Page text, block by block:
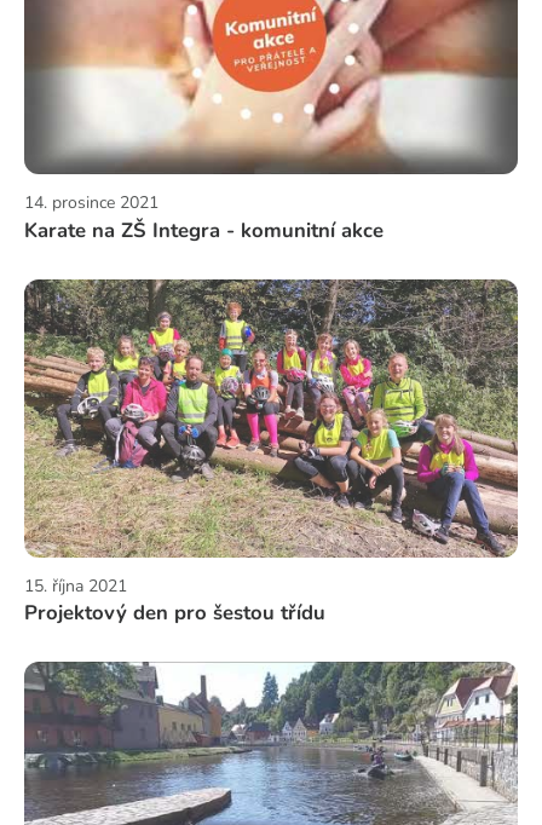
14. prosince 2021
Karate na ZŠ Integra - komunitní akce
15. října 2021
Projektový den pro šestou třídu